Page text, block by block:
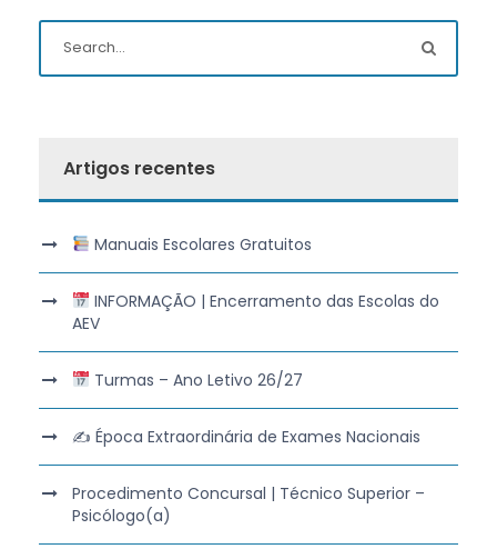
Artigos recentes
Manuais Escolares Gratuitos
INFORMAÇÃO | Encerramento das Escolas do
AEV
Turmas – Ano Letivo 26/27
✍️ Época Extraordinária de Exames Nacionais
Procedimento Concursal | Técnico Superior –
Psicólogo(a)